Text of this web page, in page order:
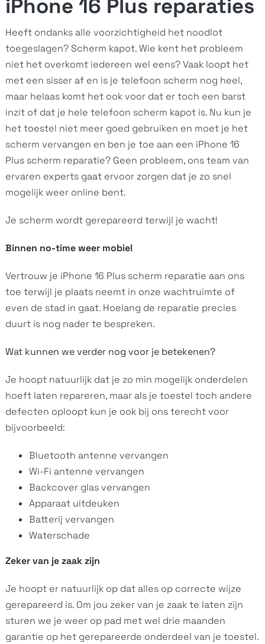
iPhone 16 Plus reparaties
Heeft ondanks alle voorzichtigheid het noodlot
toegeslagen? Scherm kapot. Wie kent het probleem
niet het overkomt iedereen wel eens? Vaak loopt het
met een sisser af en is je telefoon scherm nog heel,
maar helaas komt het ook voor dat er toch een barst
inzit of dat je hele telefoon scherm kapot is. Nu kun je
het toestel niet meer goed gebruiken en moet je het
scherm vervangen en ben je toe aan een iPhone 16
Plus scherm reparatie? Geen probleem, ons team van
ervaren experts gaat ervoor zorgen dat je zo snel
mogelijk weer online bent.
Je scherm wordt gerepareerd terwijl je wacht!
Binnen no-time weer mobiel
Vertrouw je iPhone 16 Plus scherm reparatie aan ons
toe terwijl je plaats neemt in onze wachtruimte of
even de stad in gaat. Hoelang de reparatie precies
duurt is nog nader te bespreken.
Wat kunnen we verder nog voor je betekenen?
Je hoopt natuurlijk dat je zo min mogelijk onderdelen
hoeft laten repareren, maar als je toestel toch andere
defecten oploopt kun je ook bij ons terecht voor
bijvoorbeeld:
Bluetooth antenne vervangen
Wi-Fi antenne vervangen
Backcover glas vervangen
Apparaat uitdeuken
Batterij vervangen
Waterschade
Zeker van je zaak zijn
Je hoopt er natuurlijk op dat alles op correcte wijze
gerepareerd is. Om jou zeker van je zaak te laten zijn
sturen we je weer op pad met wel drie maanden
garantie op het gerepareerde onderdeel van je toestel.